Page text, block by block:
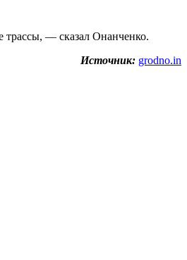
трассы, — сказал Онанченко.
Источник: grodno.in